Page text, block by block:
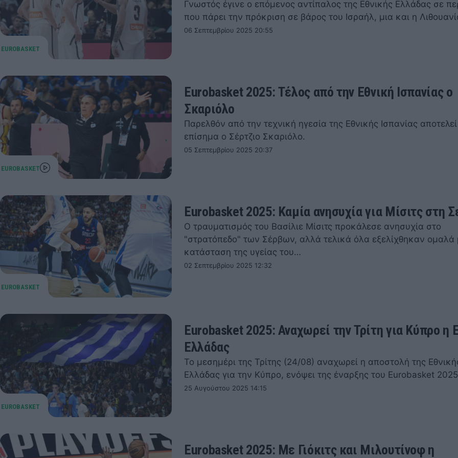
Γνωστός έγινε ο επόμενος αντίπαλος της Εθνικής Ελλάδας σε
που πάρει την πρόκριση σε βάρος του Ισραήλ, μια και η
06 Σεπτεμβρίου 2025 20:55
Eurobasket 2025: Τέλος από την Εθνική Ισπανίας ο
Σκαριόλο
Παρελθόν από την τεχνική ηγεσία της Εθνικής Ισπανίας αποτελεί
επίσημα ο Σέρτζιο Σκαριόλο.
05 Σεπτεμβρίου 2025 20:37
Eurobasket 2025: Καμία ανησυχία για Μίσιτς στη
Ο τραυματισμός του Βασίλιε Μίσιτς προκάλεσε ανησυχία στο
"στρατόπεδο" των Σέρβων, αλλά τελικά όλα εξελίχθηκαν ομαλά
κατάσταση της υγείας του…
02 Σεπτεμβρίου 2025 12:32
Eurobasket 2025: Αναχωρεί την Τρίτη για Κύπρο η
Ελλάδας
Το μεσημέρι της Τρίτης (24/08) αναχωρεί η αποστολή της
Ελλάδας για την Κύπρο, ενόψει της έναρξης του Eurobasket
25 Αυγούστου 2025 14:15
Eurobasket 2025: Με Γιόκιτς και Μιλουτίνοφ η